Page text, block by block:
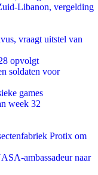
Libanon, vergelding
vraagt uitstel van
opvolgt
soldaten voor
games
week 32
Protix om
ambassadeur naar